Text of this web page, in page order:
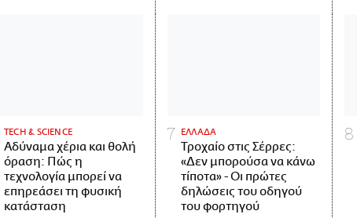
ΤECH & SCIENCE
Αδύναμα χέρια και θολή
όραση: Πώς η
τεχνολογία μπορεί να
επηρεάσει τη φυσική
κατάσταση
ΕΛΛΑΔΑ
Τροχαίο στις Σέρρες:
«Δεν μπορούσα να κάνω
τίποτα» - Οι πρώτες
δηλώσεις του οδηγού
του φορτηγού